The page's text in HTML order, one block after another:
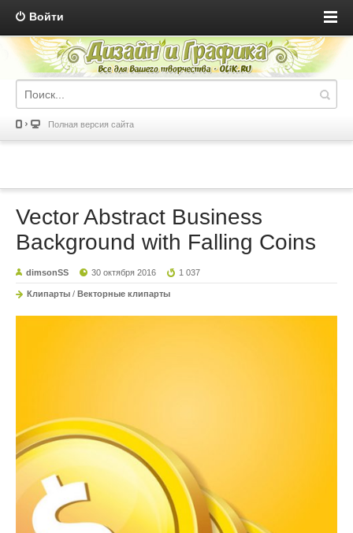
Войти
Полная версия сайта
Vector Abstract Business
Background with Falling Coins
dimsonSS 30 октября 2016 1 037
Клипарты / Векторные клипарты